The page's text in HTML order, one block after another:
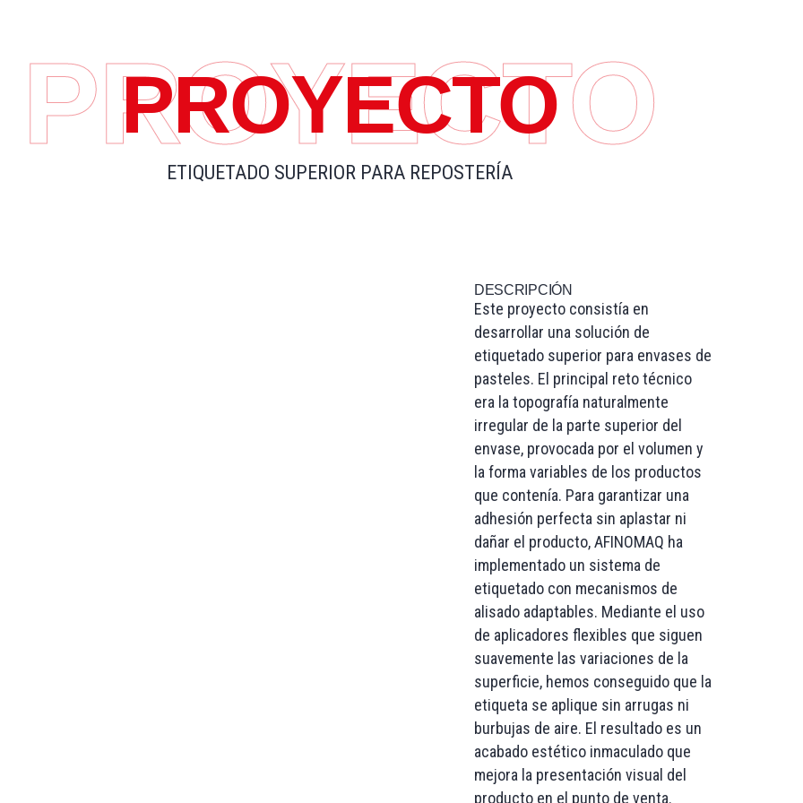
PROYECTO
PROYECTO
ETIQUETADO SUPERIOR PARA REPOSTERÍA
DESCRIPCIÓN
Este proyecto consistía en
desarrollar una solución de
etiquetado superior para envases de
pasteles. El principal reto técnico
era la topografía naturalmente
irregular de la parte superior del
envase, provocada por el volumen y
la forma variables de los productos
que contenía. Para garantizar una
adhesión perfecta sin aplastar ni
dañar el producto, AFINOMAQ ha
implementado un sistema de
etiquetado con mecanismos de
alisado adaptables. Mediante el uso
de aplicadores flexibles que siguen
suavemente las variaciones de la
superficie, hemos conseguido que la
etiqueta se aplique sin arrugas ni
burbujas de aire. El resultado es un
acabado estético inmaculado que
mejora la presentación visual del
producto en el punto de venta.